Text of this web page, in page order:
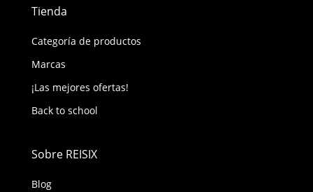
Tienda
Categoría de productos
Marcas
¡Las mejores ofertas!
Back to school
Sobre REISIX
Blog